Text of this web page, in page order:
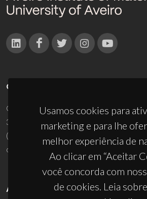
Usamos cookies para
marketing e para lhe
melhor experiência de
Ao clicar em “Aceitar
você concorda com
de cookies. Leia
CONTACTOS
Campus Universitário de Santiago
3810-193 Aveiro - Portugal
(+351) 234 370 200
ciceco@ua.pt
APOIOS